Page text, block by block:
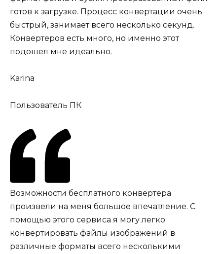
готов к загрузке. Процесс конвертации очень
быстрый, занимает всего несколько секунд.
Конвертеров есть много, но именно этот
подошел мне идеально.
Karina
Пользователь ПК
Возможности бесплатного конвертера
произвели на меня большое впечатление. С
помощью этого сервиса я могу легко
конвертировать файлы изображений в
различные форматы всего несколькими